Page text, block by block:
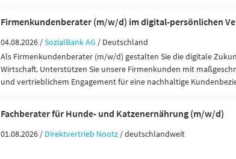
Firmenkundenberater (m/w/d) im digital-persönlichen
04.08.2026 /SozialBank AG / Deutschland
Als Firmenkundenberater (m/w/d) gestalten Sie die digitale
Wirtschaft. Unterstützen Sie unsere Firmenkunden mit
und vertrieblichem Engagement für eine nachhaltige
Fachberater für Hunde- und Katzenernährung (m/w/d)
01.08.2026 / Direktvertrieb Nootz / deutschlandweit